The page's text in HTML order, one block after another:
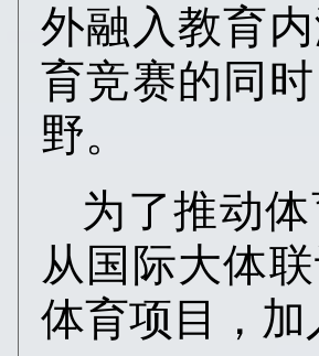
外融入教育
育竞赛的同
野。
为了推动
从国际大体
体育项目，